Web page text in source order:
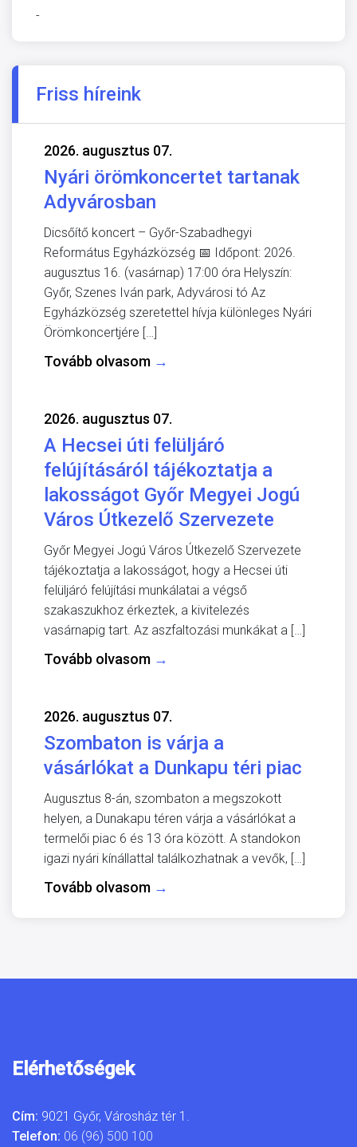
-
Friss híreink
2026. augusztus 07.
Nyári örömkoncertet tartanak
Adyvárosban
Dicsőítő koncert – Győr-Szabadhegyi
Református Egyházközség 📅 Időpont: 2026.
augusztus 16. (vasárnap) 17:00 óra Helyszín:
Győr, Szenes Iván park, Adyvárosi tó Az
Egyházközség szeretettel hívja különleges Nyári
Örömkoncertjére […]
Tovább olvasom →
2026. augusztus 07.
A Hecsei úti felüljáró
felújításáról tájékoztatja a
lakosságot Győr Megyei Jogú
Város Útkezelő Szervezete
Győr Megyei Jogú Város Útkezelő Szervezete
tájékoztatja a lakosságot, hogy a Hecsei úti
felüljáró felújítási munkálatai a végső
szakaszukhoz érkeztek, a kivitelezés
vasárnapig tart. Az aszfaltozási munkákat a […]
Tovább olvasom →
2026. augusztus 07.
Szombaton is várja a
vásárlókat a Dunkapu téri piac
Augusztus 8-án, szombaton a megszokott
helyen, a Dunakapu téren várja a vásárlókat a
termelői piac 6 és 13 óra között. A standokon
igazi nyári kínállattal találkozhatnak a vevők, […]
Tovább olvasom →
Elérhetőségek
Cím: 9021 Győr, Városház tér 1.
Telefon: 06 (96) 500 100